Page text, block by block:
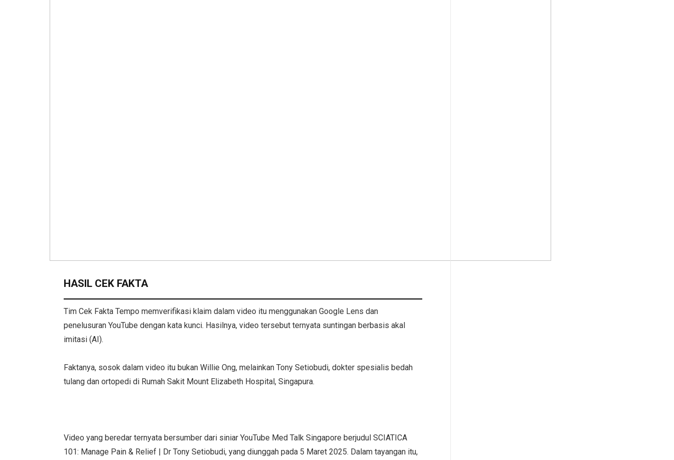
HASIL CEK FAKTA
Tim Cek Fakta Tempo memverifikasi klaim dalam video itu menggunakan Google Lens dan
penelusuran YouTube dengan kata kunci. Hasilnya, video tersebut ternyata suntingan berbasis akal
imitasi (AI).
Faktanya, sosok dalam video itu bukan Willie Ong, melainkan Tony Setiobudi, dokter spesialis bedah
tulang dan ortopedi di Rumah Sakit Mount Elizabeth Hospital, Singapura.
Video yang beredar ternyata bersumber dari siniar YouTube Med Talk Singapore berjudul SCIATICA
101: Manage Pain & Relief | Dr Tony Setiobudi, yang diunggah pada 5 Maret 2025. Dalam tayangan itu,